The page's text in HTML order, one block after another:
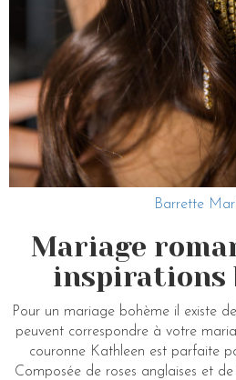
Barrette
Mariage
inspirations
Pour un mariage bohème il existe
peuvent correspondre à votre
couronne Kathleen est parfaite
Composée de roses anglaises et